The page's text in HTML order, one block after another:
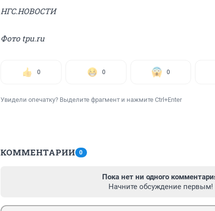
НГС.НОВОСТИ
Фото tpu.ru
0 0 0
Увидели опечатку? Выделите фрагмент и нажмите Ctrl+Enter
КОММЕНТАРИИ 0
Пока нет ни одного
Начните обсуждение первым!